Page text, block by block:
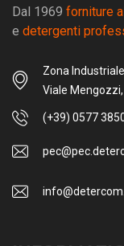
Dal 1969 forniture
e detergenti
Zona
Viale
(+39) 0577